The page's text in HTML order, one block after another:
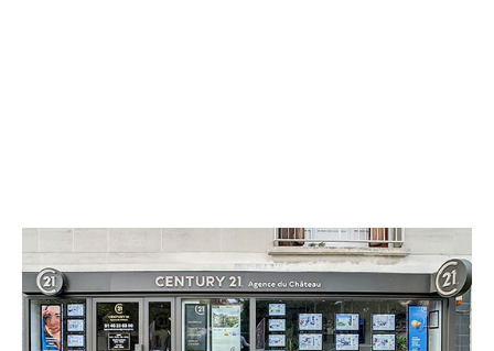
CENTURY 21 Agence du Château
2 boulevard des Nations-Unies
MEUDON - 92190